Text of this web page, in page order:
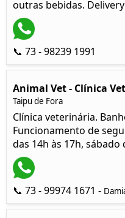
outras bebidas. Delivery
📞 73 - 98239 1991
Animal Vet - Clínica
Taipu de Fora
Clínica veterinária.
Funcionamento de
das 14h às 17h, sábado
📞 73 - 99974 1671 -